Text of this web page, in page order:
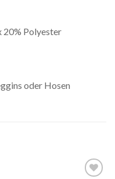
20% Polyester
oder Hosen